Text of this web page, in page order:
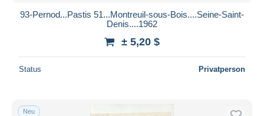
93-Pernod...Pastis 51...Montreuil-sous-Bois....Seine-Saint-
Denis....1962
± 5,20 $
Status Privatperson
Neu